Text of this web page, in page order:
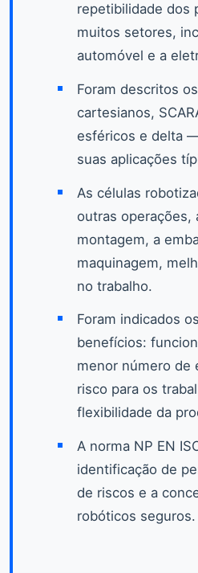
repetibilidade dos
muitos setores,
automóvel e a
Foram descritos
cartesianos,
esféricos e delta
suas aplicações
As células
outras operações,
montagem, a
maquinagem,
no trabalho.
Foram indicados
benefícios:
menor número de
risco para os
flexibilidade da
A norma NP EN
identificação de
de riscos e a
robóticos seguros.